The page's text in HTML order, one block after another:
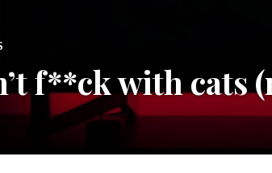
f**ck with cats